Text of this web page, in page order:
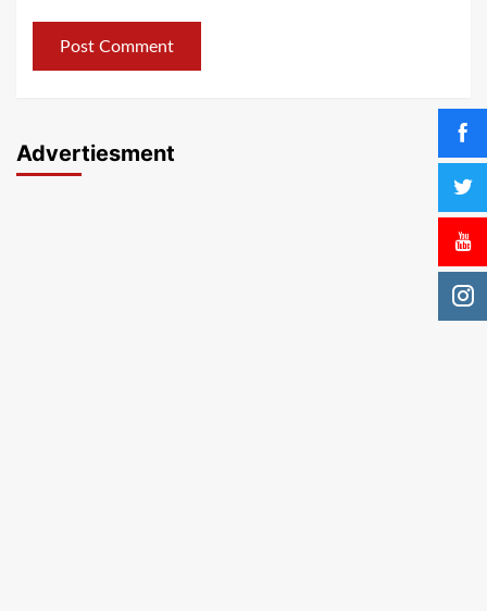
Advertiesment